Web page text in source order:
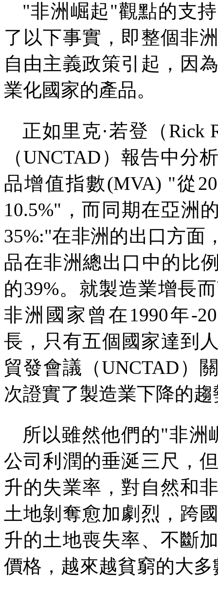
"非洲崛起"觀點的支
了以下事實，即整個非
自由主義政策引起，因
業化國家的產品。
正如里克·若登（ Rick
（UNCTAD ）報告中分
品增值指數(MVA) "從
10.5%" ，而同期在亞洲
35%:"在非洲的出口方面
品在非洲總出口中的比
的39%。就製造業增長
非洲國家曾在 1990年-
長，只有五個國家達到
貿發會議（UNCTAD ）
次證實了製造業下降的趨
所以雖然他們的"非洲
公司利潤的垂涎三尺，
升的失業率，對自然和
土地剝奪愈加劇烈，跨
升的土地喪失率、不斷
價格，越來越貧窮的大多